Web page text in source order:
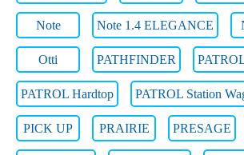
Note Note 1.4 ELEGANCE
Otti PATHFINDER
PATROL Hardtop PATROL Station
PICK UP PRAIRIE PRESAGE